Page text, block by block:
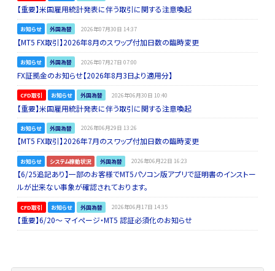
【重要】米国雇用統計発表に伴う取引に関する注意喚起
お知らせ 外国為替 2026年07月30日 14:37
【MT5 FX取引】2026年8月のスワップ付加日数の臨時変更
お知らせ 外国為替 2026年07月27日 07:00
FX証拠金のお知らせ【2026年8月3日より適用分】
CFD取引 お知らせ 外国為替 2026年06月30日 10:40
【重要】米国雇用統計発表に伴う取引に関する注意喚起
お知らせ 外国為替 2026年06月29日 13:26
【MT5 FX取引】2026年7月のスワップ付加日数の臨時変更
お知らせ システム稼動状況 外国為替 2026年06月22日 16:23
【6/25追記あり】一部のお客様でMT5パソコン版アプリで証明書のインストー
ルが出来ない事象が確認されております。
CFD取引 お知らせ 外国為替 2026年06月17日 14:35
【重要】6/20～ マイページ・MT5 認証必須化のお知らせ